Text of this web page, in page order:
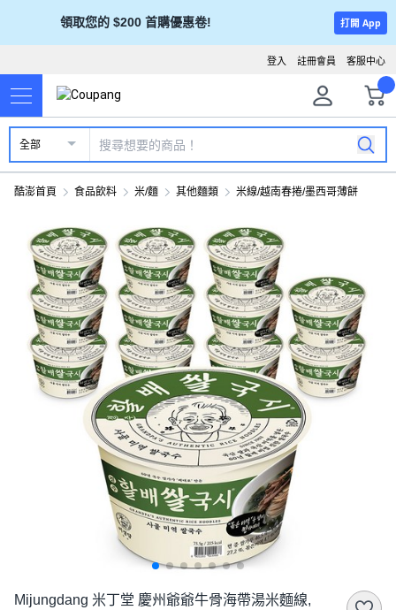
領取您的 $200 首購優惠卷! 打開 App
客服中心
註冊會員
登入
全部
酷澎首頁 食品飲料 米/麵 其他麵類 米線/越南春捲/墨西哥薄餅
Mijungdang 米丁堂 慶州爺爺牛骨海帶湯米麵線,